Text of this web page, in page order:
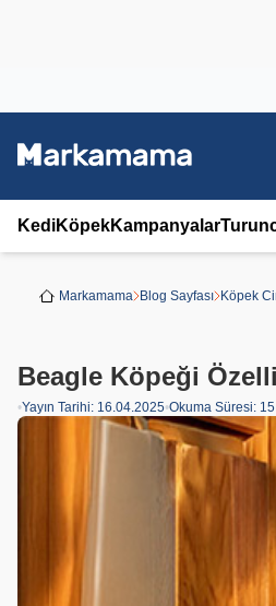
KediKöpekKampanyalar
Markamama Blog Sayfası Köpek
Beagle Köpeği
•Yayın Tarihi: 16.04.2025•Okuma Süresi: